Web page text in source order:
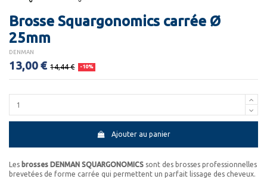
Brosse Squargonomics carrée Ø
25mm
DENMAN
13,00 € 14,44 € -10%
Ajouter au panier
Les brosses DENMAN SQUARGONOMICS sont des brosses professionnelles
brevetées de forme carrée qui permettent un parfait lissage des cheveux.